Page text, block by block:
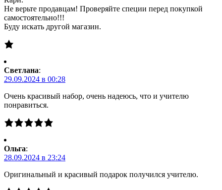
Не верьте продавцам! Проверяйте специи перед покупкой
самостоятельно!!!
Буду искать другой магазин.
Светлана:
29.09.2024 в 00:28
Очень красивый набор, очень надеюсь, что и учителю
понравиться.
Ольга:
28.09.2024 в 23:24
Оригинальный и красивый подарок получился учителю.